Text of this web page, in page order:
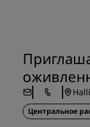
Центральное